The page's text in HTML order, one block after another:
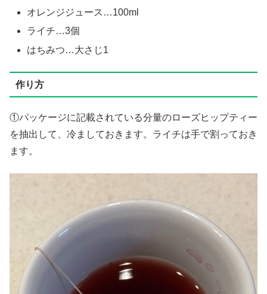
オレンジジュース…100ml
ライチ…3個
はちみつ…大さじ1
作り方
①パッケージに記載されている分量のローズヒップティー
を抽出して、冷ましておきます。ライチは手で割っておき
ます。